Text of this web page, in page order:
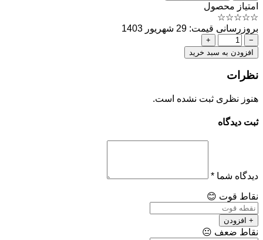
امتیاز محصول
☆
☆
☆
☆
☆
بروزرسانی قیمت: 29 شهریور 1403
−
+
افزودن به سبد خرید
نظرات
هنوز نظری ثبت نشده است.
ثبت دیدگاه
دیدگاه شما *
نقاط قوت 😊
+ افزودن
نقاط ضعف 😐